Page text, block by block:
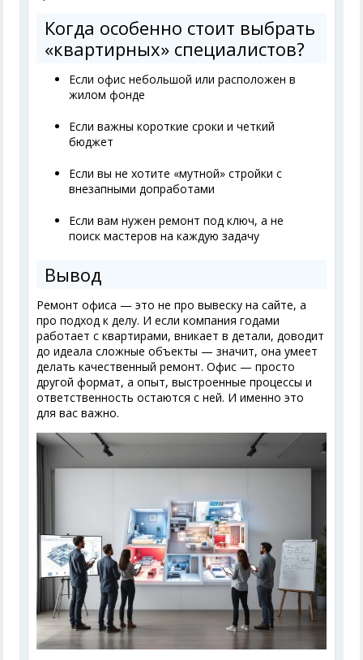
Когда особенно стоит выбрать
«квартирных» специалистов?
Если офис небольшой или расположен в
жилом фонде
Если важны короткие сроки и четкий
бюджет
Если вы не хотите «мутной» стройки с
внезапными допработами
Если вам нужен ремонт под ключ, а не
поиск мастеров на каждую задачу
Вывод
Ремонт офиса — это не про вывеску на сайте, а
про подход к делу. И если компания годами
работает с квартирами, вникает в детали, доводит
до идеала сложные объекты — значит, она умеет
делать качественный ремонт. Офис — просто
другой формат, а опыт, выстроенные процессы и
ответственность остаются с ней. И именно это
для вас важно.